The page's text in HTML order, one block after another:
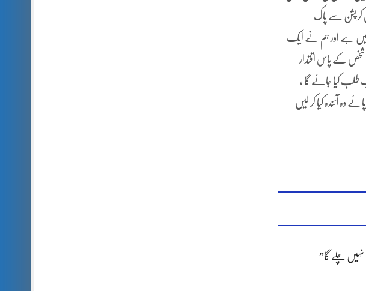
کرپشن سے پاک
نہیں ہے اور ہم نے ایک
شخص کے پاس اقتدار
کیا جائے گا ،
وہ آئندہ کیا کر لیں
چلے گا”